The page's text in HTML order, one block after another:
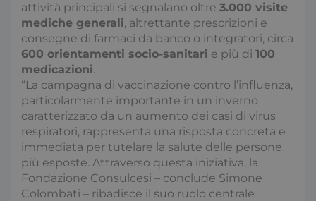
attività principali si segnalano oltre 3.000 visite
mediche generali, altrettante prescrizioni e
consegne di farmaci da banco o integratori, circa
600 orientamenti socio-sanitari e più di 100
medicazioni.
“La campagna di vaccinazione contro l’influenza,
particolarmente importante in un inverno
caratterizzato da un aumento dei casi di virus
respiratori, rappresenta una risposta concreta e
immediata per tutelare la salute delle persone
più esposte. Attraverso questa iniziativa, la
Fondazione Consulcesi – conclude Simone
Colombati – ribadisce il suo ruolo centrale
Preferenze
I cookie necessari contribuiscono a rendere fruibile il
sito web abilitandone funzionalità di base quali la
navigazione sulle pagine e l'accesso alle aree
protette del sito. Il sito web non è in grado di
funzionare correttamente senza questi cookie.
Nome
Fornitore / Dominio
x-ms-cpim-csrf
Microsoft
.access.consulcesi.it